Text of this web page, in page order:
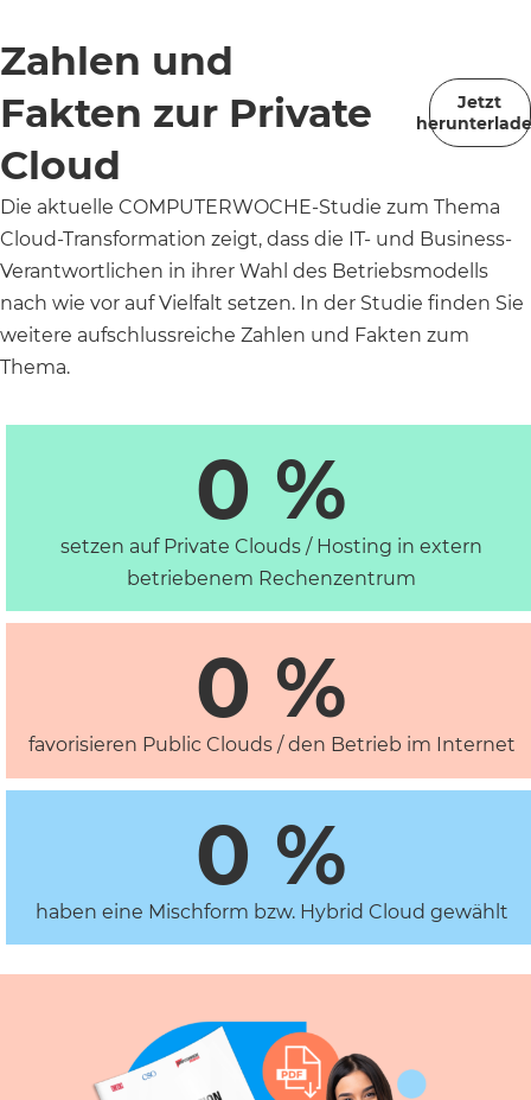
Zahlen und
Fakten zur Private
Cloud
Jetzt
Die aktuelle COMPUTERWOCHE-Studie zum Thema
Cloud-Transformation zeigt, dass die IT- und Business-
Verantwortlichen in ihrer Wahl des Betriebsmodells
nach wie vor auf Vielfalt setzen. In der Studie finden Sie
weitere aufschlussreiche Zahlen und Fakten zum
Thema.
0 %
setzen auf Private Clouds / Hosting in extern
betriebenem Rechenzentrum
0 %
favorisieren Public Clouds / den Betrieb im Internet
0 %
haben eine Mischform bzw. Hybrid Cloud gewählt